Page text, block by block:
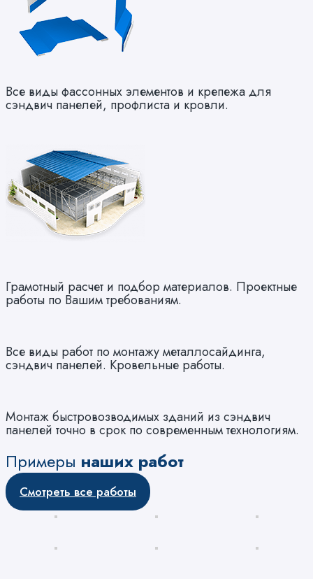
Все виды фассонных элементов и крепежа для
сэндвич панелей, профлиста и кровли.
Грамотный расчет и подбор материалов. Проектные
работы по Вашим требованиям.
Все виды работ по монтажу металлосайдинга,
сэндвич панелей. Кровельные работы.
Монтаж быстровозводимых зданий из сэндвич
панелей точно в срок по современным технологиям.
Примеры наших работ
Смотреть все работы